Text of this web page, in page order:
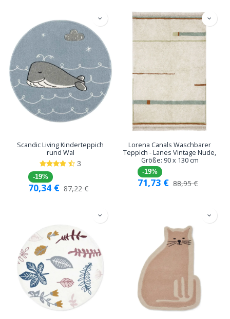
Scandic Living Kinderteppich
rund Wal
3
-19%
70,34 € 87,22€
Lorena Canals Waschbarer
Teppich - Lanes Vintage Nude,
Größe: 90 x 130 cm
-19%
71,73 € 88,95€